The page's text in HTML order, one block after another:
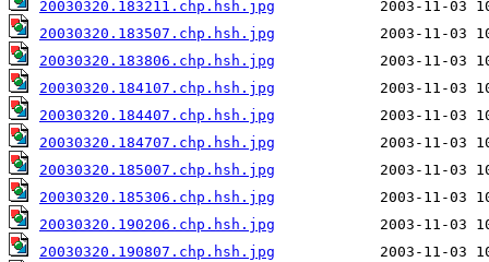
20030320.183211.chp.hsh.jpg
20030320.183507.chp.hsh.jpg
20030320.183806.chp.hsh.jpg
20030320.184107.chp.hsh.jpg
20030320.184407.chp.hsh.jpg
20030320.184707.chp.hsh.jpg
20030320.185007.chp.hsh.jpg
20030320.185306.chp.hsh.jpg
20030320.190206.chp.hsh.jpg
20030320.190807.chp.hsh.jpg